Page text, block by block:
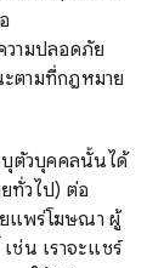
ามปลอดภัย
ตามที่กฎหมาย
บุตัวบุคคลนั้นได้
ทั่วไป) ต่อ
ยแพร่โฆษณา ผู้
น เราจะแชร์